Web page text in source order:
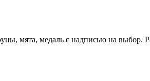
мята, медаль с надписью на выбор.